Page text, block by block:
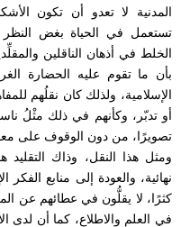
المدنية لا تعدو أن تكون
تستعمل في الحياة بغض النظر
الخلط في أذهان الناقلين
بأن ما تقوم عليه الحضارة
الإسلامية، ولذلك كان نقلُهم
أو تدبّر، وكأنهم في ذلك مثْلُ
تصويرًا، من دون الوقوف على
ومثل هذا النقل، وذاك
نهائية، والعودة إلى منابع
كثرًا، لا يقلُّون في عطائهم عن
في العلم والاطلاع، كما أن لدى